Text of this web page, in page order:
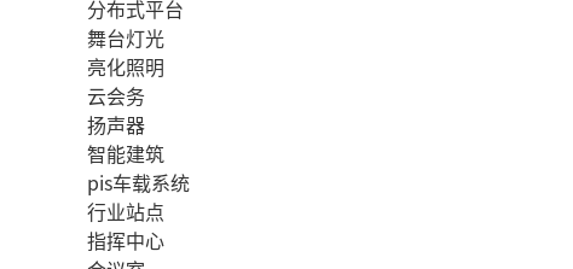
分布式平台
舞台灯光
亮化照明
云会务
扬声器
智能建筑
pis车载系统
行业站点
指挥中心